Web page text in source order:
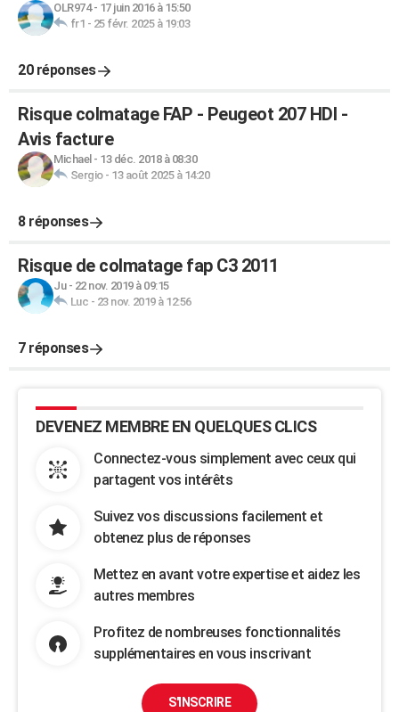
OLR974- 17 juin 2016 à 15:50
fr1 - 25 févr. 2025 à 19:03
20 réponses
Risque colmatage FAP - Peugeot 207 HDI -
Avis facture
Michael - 13 déc. 2018 à 08:30
Sergio- 13 août 2025 à 14:20
8 réponses
Risque de colmatage fap C3 2011
Ju- 22 nov. 2019 à 09:15
Luc - 23 nov. 2019 à 12:56
7 réponses
DEVENEZ MEMBRE EN QUELQUES CLICS
Connectez-vous simplement avec ceux qui
partagent vos intérêts
Suivez vos discussions facilement et
obtenez plus de réponses
Mettez en avant votre expertise et aidez les
autres membres
Profitez de nombreuses fonctionnalités
supplémentaires en vous inscrivant
S'INSCRIRE